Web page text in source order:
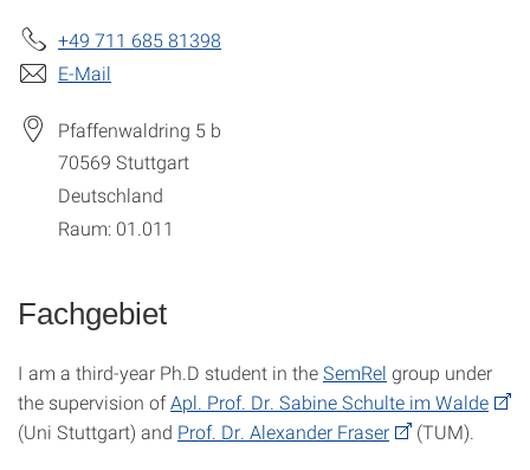
+49 711 685 81398
E-Mail
Pfaffenwaldring 5 b
70569 Stuttgart
Deutschland
Raum: 01.011
Fachgebiet
I am a third-year Ph.D student in theSemRel group under
the supervision ofApl. Prof. Dr. Sabine Schulte im Walde
(Uni Stuttgart) and Prof. Dr. Alexander Fraser (TUM).